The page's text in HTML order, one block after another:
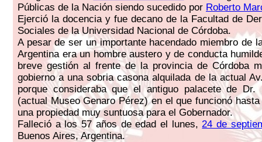
Públicas de la Nación siendo sucedido por Roberto
Ejerció la docencia y fue decano de la Facultad de
Sociales de la Universidad Nacional de Córdoba.
A pesar de ser un importante hacendado miembro de
Argentina era un hombre austero y de conducta
breve gestión al frente de la provincia de Córdoba
gobierno a una sobria casona alquilada de la actual
porque consideraba que el antiguo palacete de Dr.
(actual Museo Genaro Pérez) en el que funcionó
una propiedad muy suntuosa para el Gobernador.
Falleció a los 57 años de edad el lunes,24 de
Buenos Aires, Argentina.